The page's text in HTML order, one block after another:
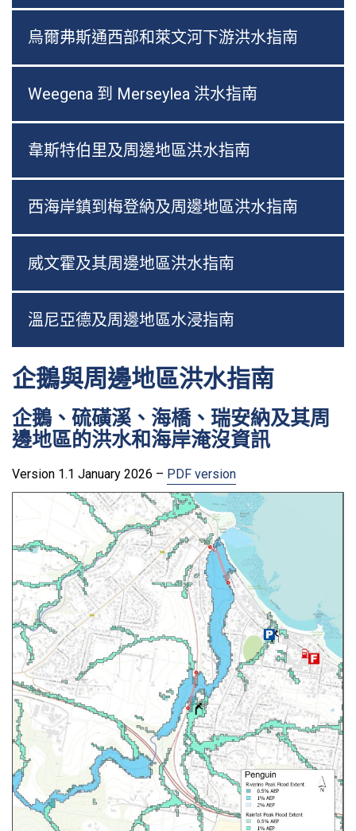
烏爾弗斯通西部和萊文河下游洪水指南
Weegena 到 Merseylea 洪水指南
韋斯特伯里及周邊地區洪水指南
西海岸鎮到梅登納及周邊地區洪水指南
威文霍及其周邊地區洪水指南
溫尼亞德及周邊地區水浸指南
企鵝與周邊地區洪水指南
企鵝、硫磺溪、海橋、瑞安納及其周
邊地區的洪水和海岸淹沒資訊
Version 1.1 January 2026 – PDF version